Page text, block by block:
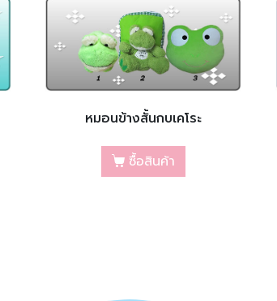
หมอนข้างสั้นกบเคโระ
ซื้อสินค้า